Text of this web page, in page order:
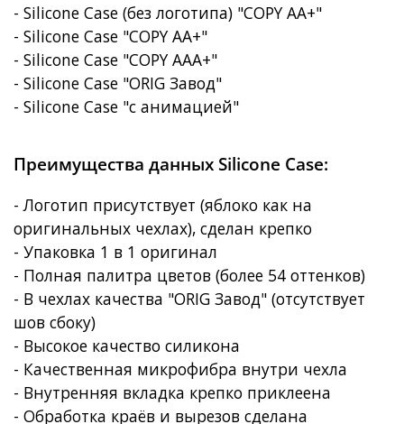
- Silicone Case (без логотипа) "COPY AA+"
- Silicone Case "COPY AA+"
- Silicone Case "COPY AAA+"
- Silicone Case "ORIG Завод"
- Silicone Case "с анимацией"
Преимущества данных Silicone Case:
- Логотип присутствует (яблоко как на
оригинальных чехлах), сделан крепко
- Упаковка 1 в 1 оригинал
- Полная палитра цветов (более 54 оттенков)
- В чехлах качества "ORIG Завод" (отсутствует
шов сбоку)
- Высокое качество силикона
- Качественная микрофибра внутри чехла
- Внутренняя вкладка крепко приклеена
- Обработка краёв и вырезов сделана